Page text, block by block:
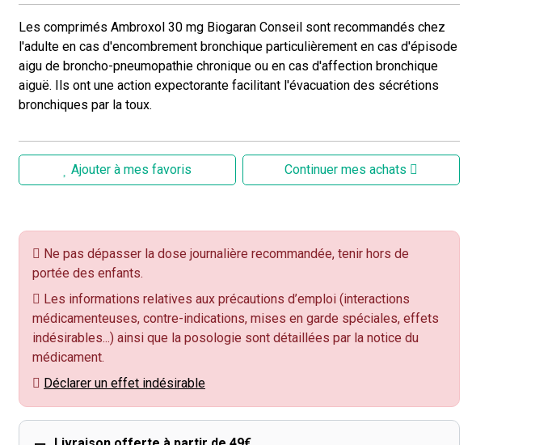
Les comprimés Ambroxol 30 mg Biogaran Conseil sont recommandés chez
l'adulte en cas d'encombrement bronchique particulièrement en cas d'épisode
aigu de broncho-pneumopathie chronique ou en cas d'affection bronchique
aiguë. Ils ont une action expectorante facilitant l'évacuation des sécrétions
bronchiques par la toux.
Ajouter à mes favoris Continuer mes achats
Ne pas dépasser la dose journalière recommandée, tenir hors de
portée des enfants.
Les informations relatives aux précautions d’emploi (interactions
médicamenteuses, contre-indications, mises en garde spéciales, effets
indésirables...) ainsi que la posologie sont détaillées par la notice du
médicament.
Déclarer un effet indésirable